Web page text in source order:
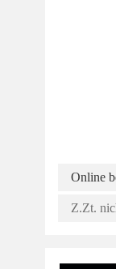
Online
Z.Zt.